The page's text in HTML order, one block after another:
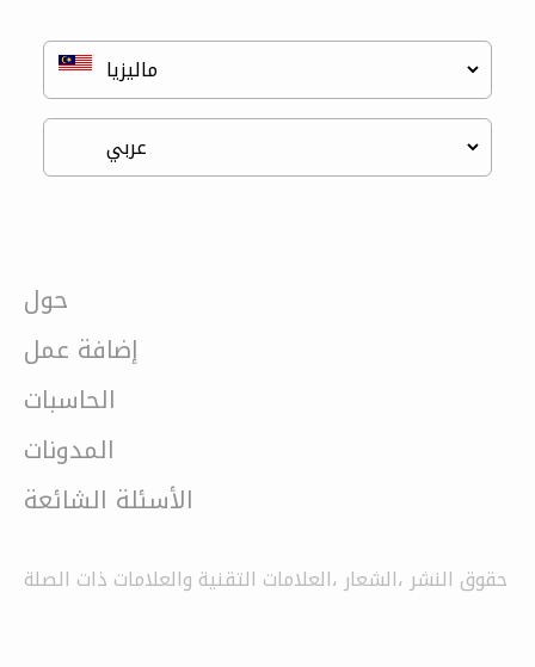
حول
إضافة عمل
الحاسبات
المدونات
الأسئلة الشائعة
حقوق النشر ،الشعار ،العلامات التقنية والعلامات ذات الصلة